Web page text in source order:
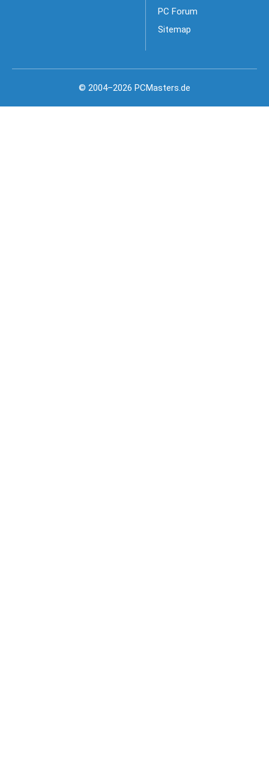
PC Forum
Sitemap
© 2004–2026 PCMasters.de